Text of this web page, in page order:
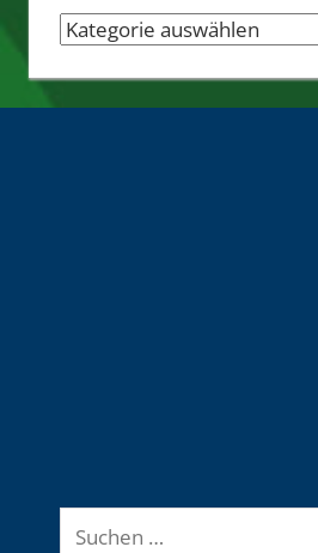
Nachrichten-
Suchen